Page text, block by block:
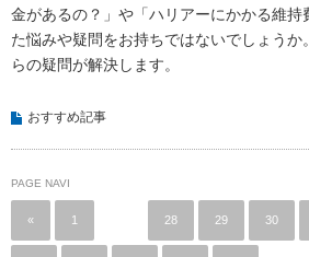
金があるの？」や「ハリアーにかかる維持
た悩みや疑問をお持ちではないでしょう
らの疑問が解決します。
おすすめ記事
PAGE NAVI
« 1 28 29 30